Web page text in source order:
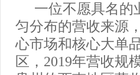
一位不愿具名的
匀分布的营收来源
心市场和核心大单
区，2019年营收规